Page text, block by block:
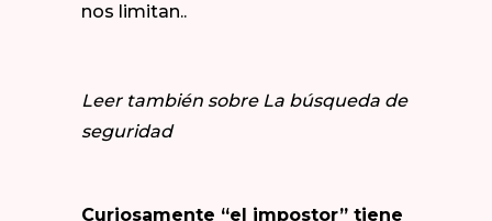
nos limitan..
Leer también sobre La búsqueda de
seguridad
Curiosamente “el impostor” tiene